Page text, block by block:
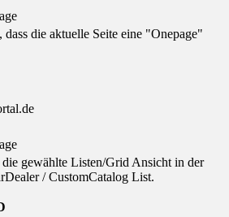
dass die aktuelle Seite eine "Onepage"
die gewählte Listen/Grid Ansicht in der
/ CustomCatalog List.